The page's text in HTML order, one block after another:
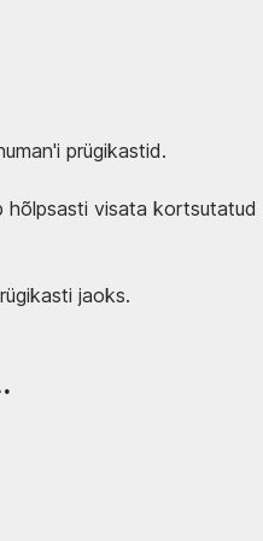
prügikastid.
visata
jaoks.